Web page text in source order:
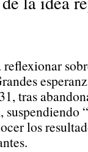
tras
, suspendiendo
los